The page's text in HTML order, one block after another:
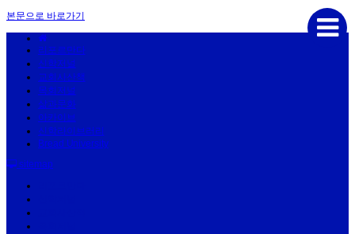
본문으로 바로가기
리포르만다
신학저널
교회사산책
목회저널
삶과문화
아카이브
신학라이브러리
Bread University
sitemap